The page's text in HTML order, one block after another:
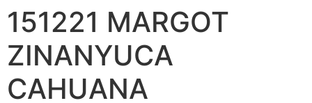
151221 MARGOT
ZINANYUCA
CAHUANA